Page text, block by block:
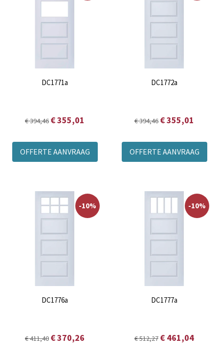
DC1771a
€ 394,46 € 355,01
OFFERTE AANVRAAG
DC1772a
€ 394,46 € 355,01
OFFERTE AANVRAAG
-10%
DC1776a
€ 411,40 € 370,26
-10%
DC1777a
€ 512,27 € 461,04